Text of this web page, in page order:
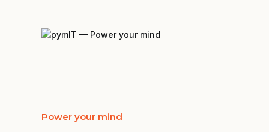
Power your mind